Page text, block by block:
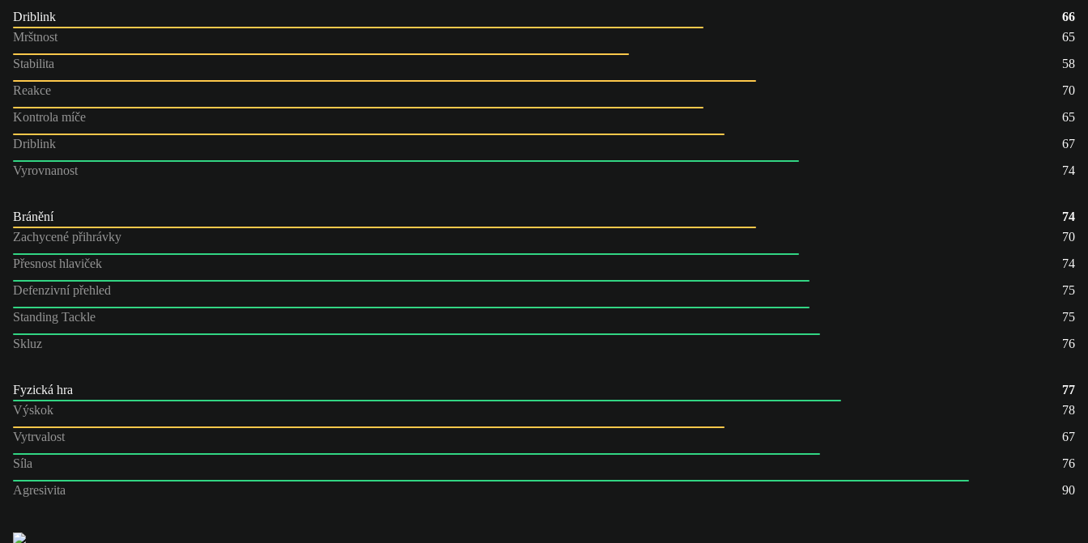
Driblink
66
Mrštnost
65
Stabilita
58
Reakce
70
Kontrola míče
65
Driblink
67
Vyrovnanost
74
Bránění
74
Zachycené přihrávky
70
Přesnost hlaviček
74
Defenzivní přehled
75
Standing Tackle
75
Skluz
76
Fyzická hra
77
Výskok
78
Vytrvalost
67
Síla
76
Agresivita
90